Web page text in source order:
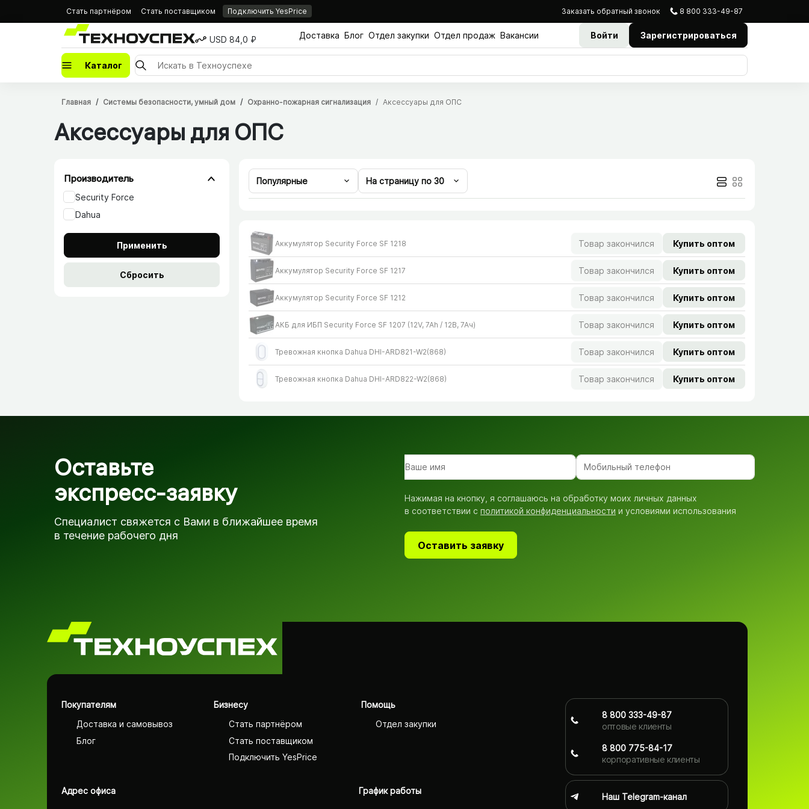
Стать партнёром Стать поставщиком Подключить YesPrice Заказать обратный звонок 8 800 333-49-87
USD 84,0 ₽ Доставка Блог Отдел закупки Отдел продаж Вакансии Войти Зарегистрироваться
Каталог
Главная Системы безопасности, умный дом Охранно-пожарная сигнализация Аксессуары для ОПС
Аксессуары для ОПС
Производитель
Security Force
Dahua
Популярные На страницу по 30
Аккумулятор Security Force SF 1218 Товар закончился Купить оптом
Аккумулятор Security Force SF 1217 Товар закончился Купить оптом
Аккумулятор Security Force SF 1212 Товар закончился Купить оптом
АКБ для ИБП Security Force SF 1207 (12V, 7Ah /​ 12В, 7Ач) Товар закончился Купить оптом
Тревожная кнопка Dahua DHI-ARD821-W2(868) Товар закончился Купить оптом
Тревожная кнопка Dahua DHI-ARD822-W2(868) Товар закончился Купить оптом
Оставьте
экспресс-заявку
Специалист свяжется с Вами в ближайшее время
в течение рабочего дня
Нажимая на кнопку, я соглашаюсь на обработку моих личных данных
в соответствии с политикой конфиденциальности и условиями использования
Оставить заявку
Покупателям
Доставка и самовывоз
Блог
Бизнесу
Стать партнёром
Стать поставщиком
Подключить YesPrice
Помощь
Отдел закупки
Адрес офиса График работы
8 800 333-49-87
оптовые клиенты
8 800 775-84-17
корпоративные клиенты
Наш Telegram-канал